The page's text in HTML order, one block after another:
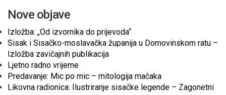
Nove objave
Izložba: „Od izvornika do prijevoda“
Sisak i Sisačko-moslavačka županija u Domovinskom ratu –
Izložba zavičajnih publikacija
Ljetno radno vrijeme
Predavanje: Mic po mic – mitologija mačaka
Likovna radionica: Ilustriranje sisačke legende – Zagonetni